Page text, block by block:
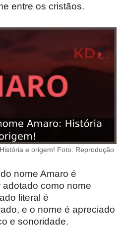
entre os cristãos.
e origem! Foto: Reprodução
nome Amaro é
adotado como nome
literal é
e o nome é apreciado
e sonoridade.